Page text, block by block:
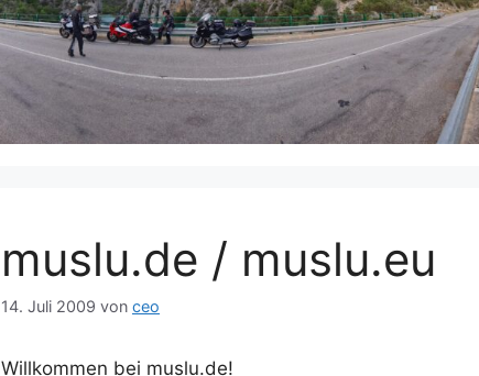
muslu.de / muslu.eu
14. Juli 2009 von ceo
Willkommen bei muslu.de!